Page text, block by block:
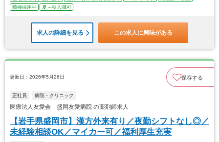
積極採用中
夏～秋入職可
求人の詳細を見る この求人に興味がある
更新日：2026年5月26日 保存する
正社員 病院・クリニック
医療法人友愛会 盛岡友愛病院 の薬剤師求人
【岩手県盛岡市】漢方外来有り／夜勤シフトなし◎／
未経験相談OK／マイカー可／福利厚生充実